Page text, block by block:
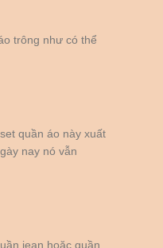
trông như có thể
quần áo này xuất
nay nó vẫn
jean hoặc quần